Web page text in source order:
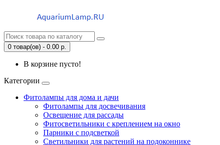
0 товар(ов) - 0.00 р.
В корзине пусто!
Категории
Фитолампы для дома и дачи
Фитолампы для досвечивания
Освещение для рассады
Фитосветильники с креплением на окно
Парники с подсветкой
Светильники для растений на подоконнике